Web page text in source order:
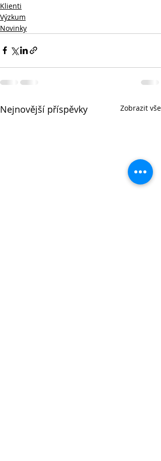
Klienti
Výzkum
Novinky
Nejnovější příspěvky Zobrazit vše